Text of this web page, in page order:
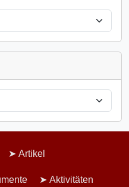
Artikel
Aktivitäten